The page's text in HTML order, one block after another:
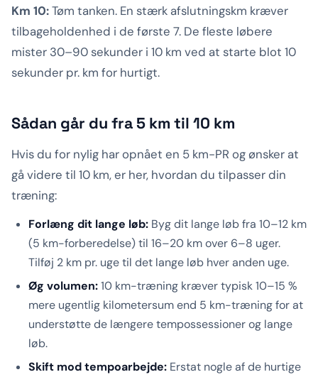
Km 10:Tøm tanken. En stærk afslutningskm kræver
tilbageholdenhed i de første 7. De fleste løbere
mister 30–90 sekunder i 10 km ved at starte blot 10
sekunder pr. km for hurtigt.
Sådan går du fra 5 km til 10 km
Hvis du for nylig har opnået en 5 km-PR og ønsker at
gå videre til 10 km, er her, hvordan du tilpasser din
træning:
Forlæng dit lange løb: Byg dit lange løb fra 10–12 km
(5 km-forberedelse) til 16–20 km over 6–8 uger.
Tilføj 2 km pr. uge til det lange løb hver anden uge.
Øg volumen:10 km-træning kræver typisk 10–15 %
mere ugentlig kilometersum end 5 km-træning for at
understøtte de længere tempossessioner og lange
løb.
Skift mod tempoarbejde: Erstat nogle af de hurtige